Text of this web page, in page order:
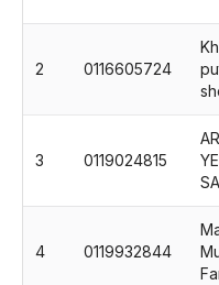
2 0116605724
3 0119024815
4 0119932844